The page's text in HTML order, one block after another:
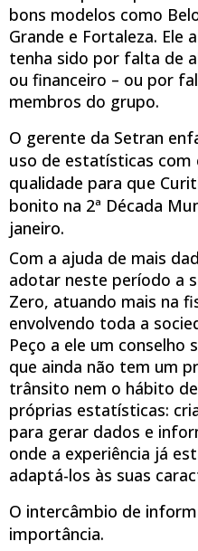
bons modelos como
Grande e Fortaleza. Ele
tenha sido por falta de
ou financeiro – ou por
membros do grupo.
O gerente da Setran
uso de estatísticas com
qualidade para que
bonito na 2ª Década
janeiro.
Com a ajuda de mais
adotar neste período a
Zero, atuando mais na
envolvendo toda a
Peço a ele um conselho
que ainda não tem um
trânsito nem o hábito
próprias estatísticas:
para gerar dados e
onde a experiência já
adaptá-los às suas
O intercâmbio de
importância.